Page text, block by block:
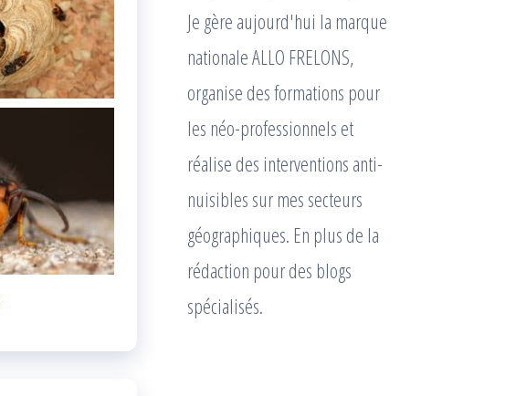
Je gère aujourd'hui la marque
nationale ALLO FRELONS,
organise des formations pour
les néo-professionnels et
réalise des interventions anti-
nuisibles sur mes secteurs
géographiques. En plus de la
rédaction pour des blogs
spécialisés.